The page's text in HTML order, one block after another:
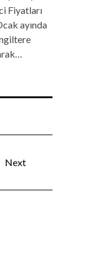
Fiyatları
ayında
Next